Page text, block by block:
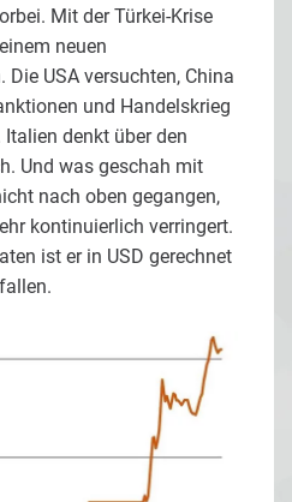
Mit der Türkei-Krise
neuen
Die USA versuchten, China
und Handelskrieg
denkt über den
Und was geschah mit
nach oben gegangen,
kontinuierlich verringert.
ist er in USD gerechnet